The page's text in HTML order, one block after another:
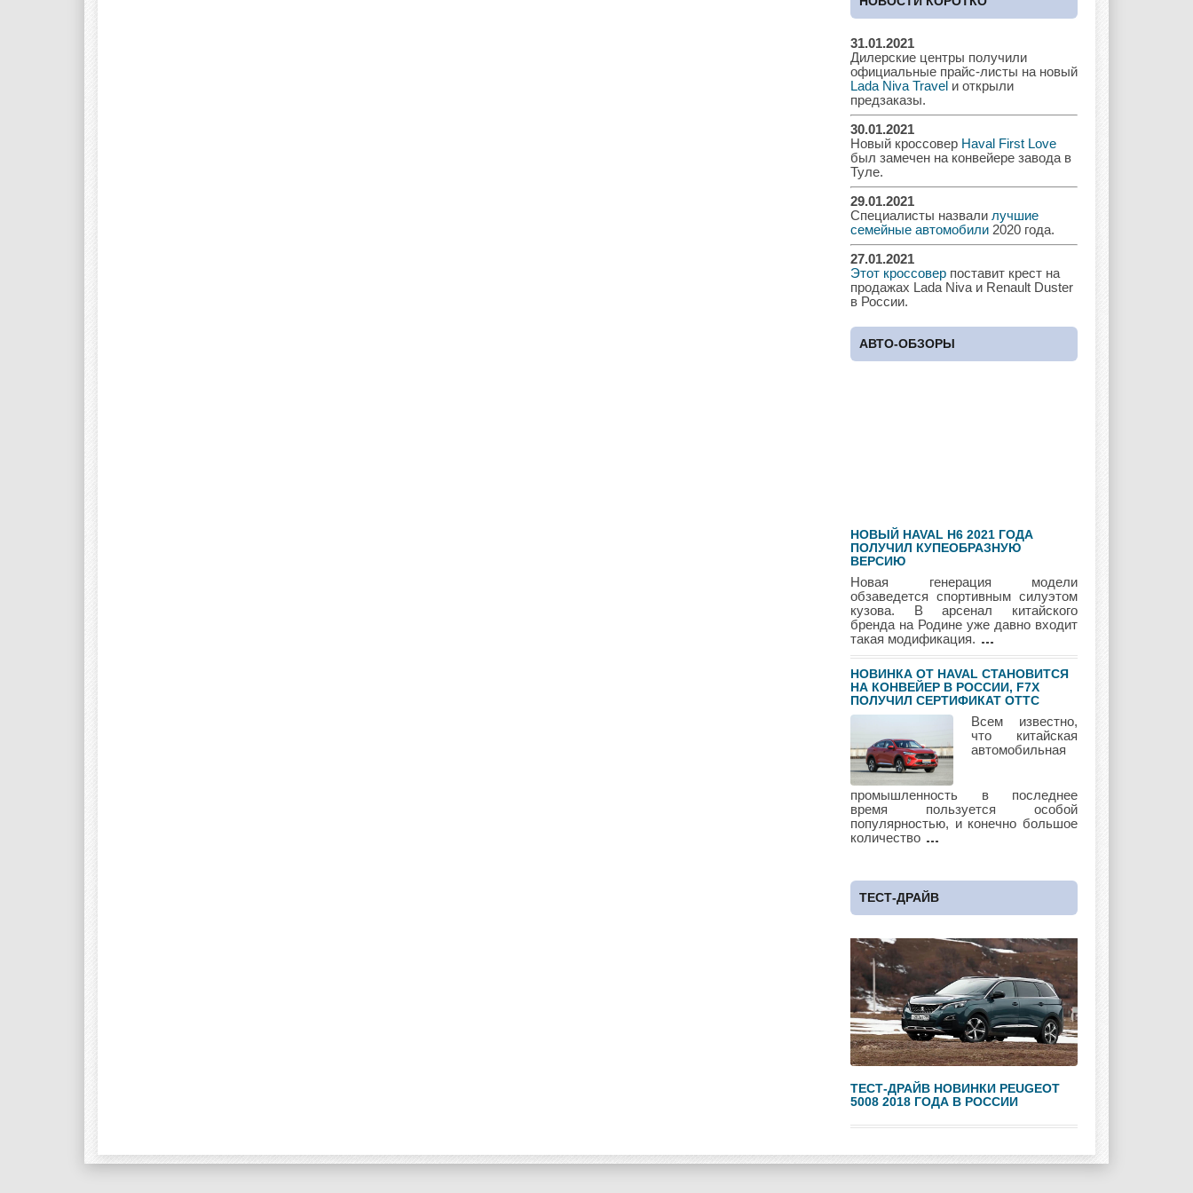
Chrysler Citroen Dacia
Daewoo Dodge Dongfeng
Ferrari Fiat Ford
Great Wall
Jaguar Jeep
Lada Lamborghini Lancia
Land Rover Lifan Lexus
Lotus Lincoln
Mercury Mini Mitsubishi
Nissan Opel Pagani
Peugeot Pontiac
31.01.2021
Дилерские центры получили
официальные прайс-листы на новый
Lada Niva Travel и открыли
предзаказы.
30.01.2021
Новый кроссовер Haval First Love
был замечен на конвейере завода в
Туле.
29.01.2021
Специалисты назвали лучшие
семейные автомобили 2020 года.
27.01.2021
Этот кроссовер поставит крест на
продажах Lada Niva и Renault Duster
в России.
АВТО-ОБЗОРЫ
НОВЫЙ HAVAL H6 2021 ГОДА
ПОЛУЧИЛ КУПЕОБРАЗНУЮ
ВЕРСИЮ
Новая генерация модели
обзаведется спортивным силуэтом
кузова. В арсенал китайского
бренда на Родине уже давно входит
такая модификация.
НОВИНКА ОТ HAVAL СТАНОВИТСЯ
НА КОНВЕЙЕР В РОССИИ, F7Х
ПОЛУЧИЛ СЕРТИФИКАТ ОТТС
Всем известно,
что китайская
автомобильная
промышленность в последнее
время пользуется особой
популярностью, и конечно большое
количество
ТЕСТ-ДРАЙВ
ТЕСТ-ДРАЙВ НОВИНКИ PEUGEOT
5008 2018 ГОДА В РОССИИ